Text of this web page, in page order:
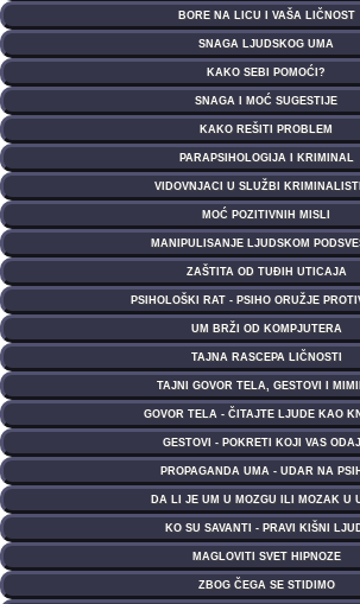
BORE NA LICU I VAŠA LIČNOST
SNAGA LJUDSKOG UMA
KAKO SEBI POMOĆI?
SNAGA I MOĆ SUGESTIJE
KAKO REŠITI PROBLEM
PARAPSIHOLOGIJA I KRIMINAL
VIDOVNJACI U SLUŽBI
MOĆ POZITIVNIH MISLI
MANIPULISANJE LJUDSKOM
ZAŠTITA OD TUĐIH UTICAJA
PSIHOLOŠKI RAT - PSIHO ORUŽJE
UM BRŽI OD KOMPJUTERA
TAJNA RASCEPA LIČNOSTI
TAJNI GOVOR TELA, GESTOVI I
GOVOR TELA - ČITAJTE LJUDE KAO
GESTOVI - POKRETI KOJI VAS
PROPAGANDA UMA - UDAR NA
DA LI JE UM U MOZGU ILI MOZAK U
KO SU SAVANTI - PRAVI KIŠNI
MAGLOVITI SVET HIPNOZE
ZBOG ČEGA SE STIDIMO